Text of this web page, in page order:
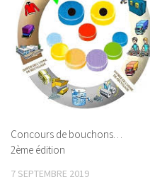
Concours de bouchons…
2ème édition
7 SEPTEMBRE 2019